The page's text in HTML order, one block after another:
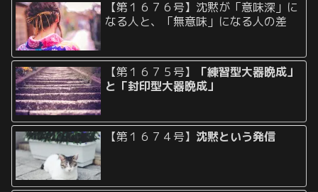
【第１６７６号】沈黙が「意味深」に
なる人と、「無意味」になる人の差
【第１６７５号】
「練習型大器晩成」
と「封印型大器晩成」
【第１６７４号】 沈黙という発信